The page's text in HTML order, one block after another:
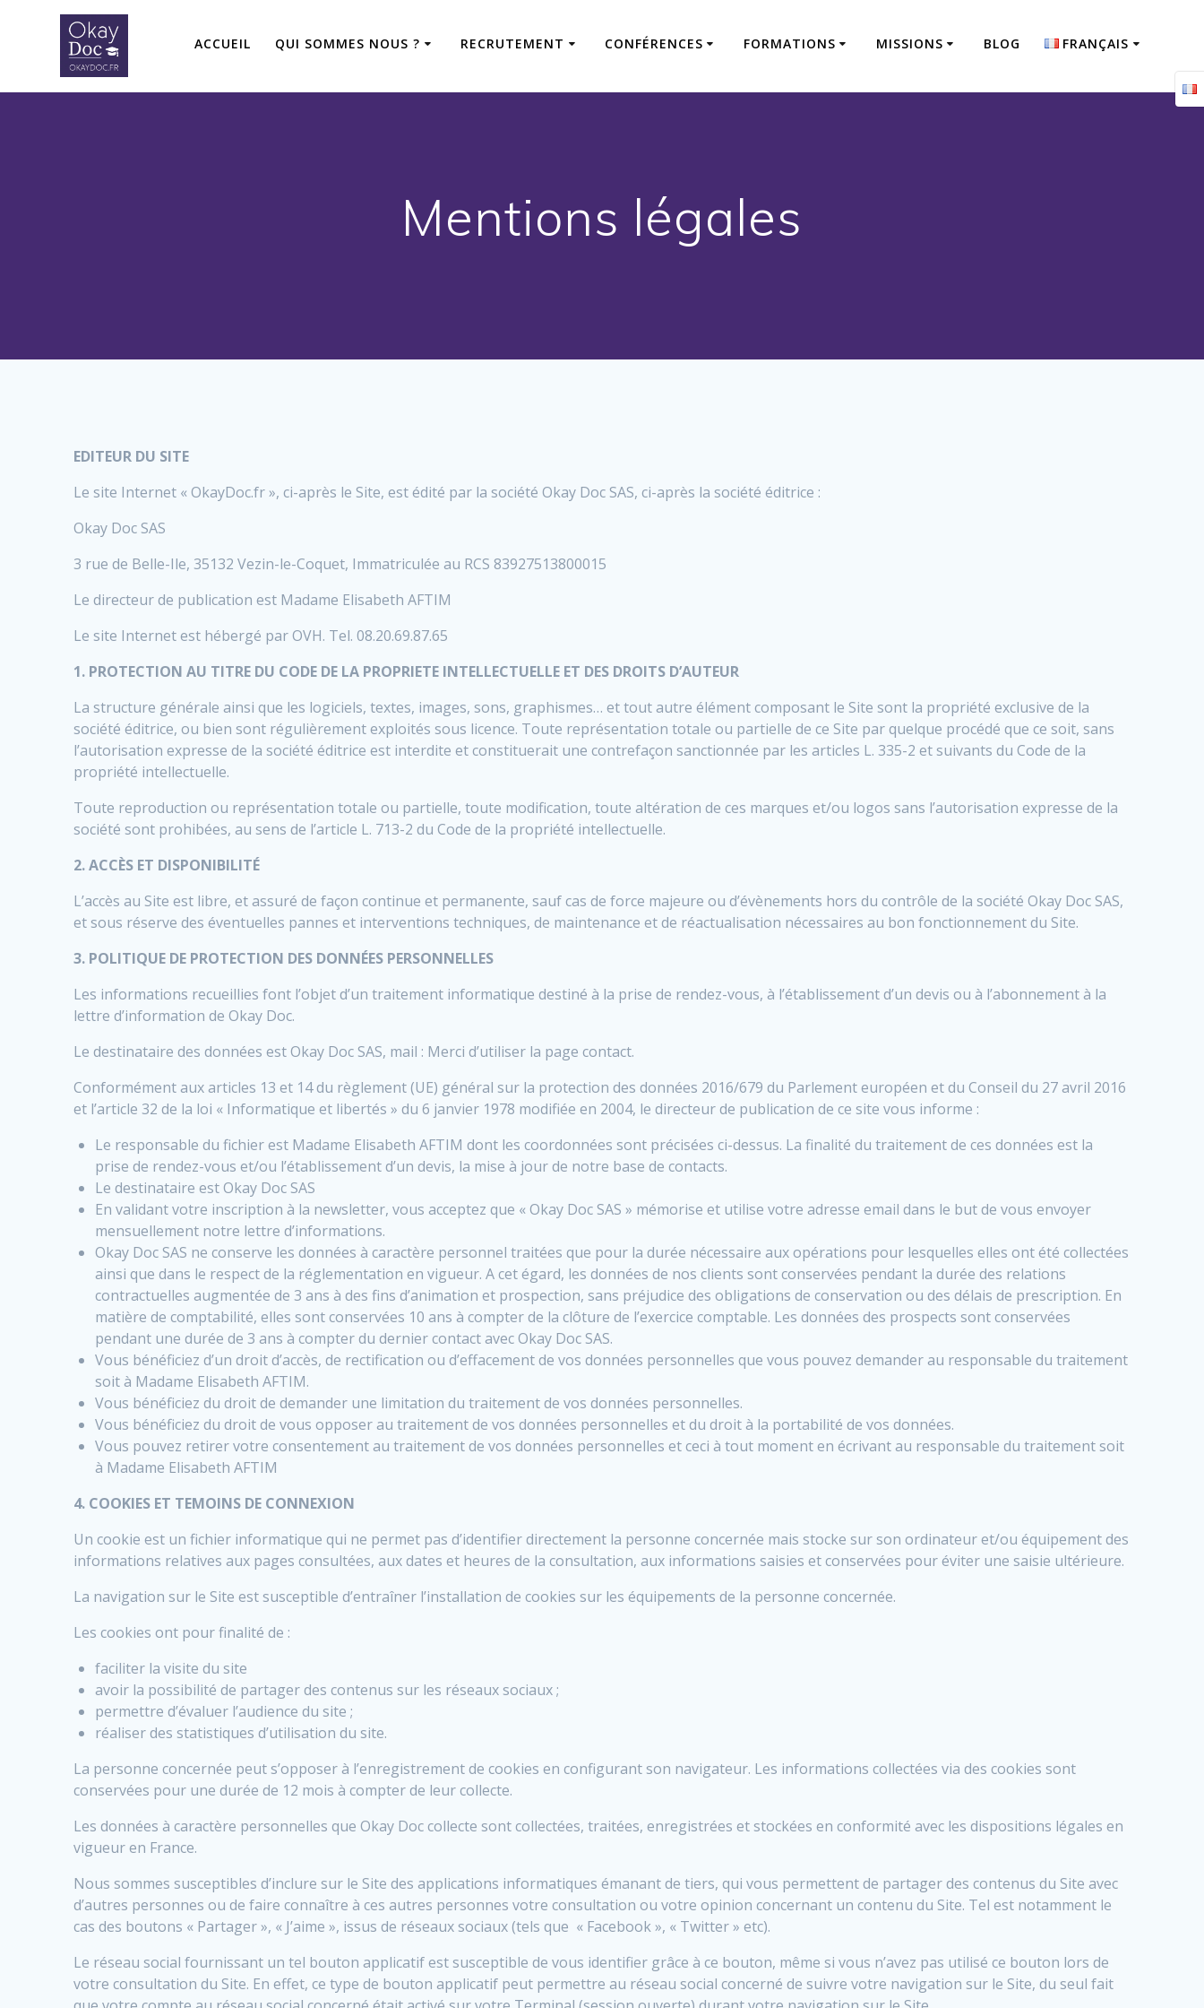
ACCUEIL QUI SOMMES NOUS ? RECRUTEMENT CONFÉRENCES FORMATIONS MISSIONS BLOG FRANÇAIS
Mentions légales
EDITEUR DU SITE
Le site Internet « OkayDoc.fr », ci-après le Site, est édité par la société Okay Doc SAS, ci-après la société éditrice :
Okay Doc SAS
3 rue de Belle-Ile, 35132 Vezin-le-Coquet, Immatriculée au RCS 83927513800015
Le directeur de publication est Madame Elisabeth AFTIM
Le site Internet est hébergé par OVH. Tel. 08.20.69.87.65
1. PROTECTION AU TITRE DU CODE DE LA PROPRIETE INTELLECTUELLE ET DES DROITS D’AUTEUR
La structure générale ainsi que les logiciels, textes, images, sons, graphismes… et tout autre élément composant le Site sont la propriété exclusive de la
société éditrice, ou bien sont régulièrement exploités sous licence. Toute représentation totale ou partielle de ce Site par quelque procédé que ce soit, sans
l’autorisation expresse de la société éditrice est interdite et constituerait une contrefaçon sanctionnée par les articles L. 335-2 et suivants du Code de la
propriété intellectuelle.
Toute reproduction ou représentation totale ou partielle, toute modification, toute altération de ces marques et/ou logos sans l’autorisation expresse de la
société sont prohibées, au sens de l’article L. 713-2 du Code de la propriété intellectuelle.
2. ACCÈS ET DISPONIBILITÉ
L’accès au Site est libre, et assuré de façon continue et permanente, sauf cas de force majeure ou d’évènements hors du contrôle de la société Okay Doc SAS,
et sous réserve des éventuelles pannes et interventions techniques, de maintenance et de réactualisation nécessaires au bon fonctionnement du Site.
3. POLITIQUE DE PROTECTION DES DONNÉES PERSONNELLES
Les informations recueillies font l’objet d’un traitement informatique destiné à la prise de rendez-vous, à l’établissement d’un devis ou à l’abonnement à la
lettre d’information de Okay Doc.
Le destinataire des données est Okay Doc SAS, mail : Merci d’utiliser la page contact.
Conformément aux articles 13 et 14 du règlement (UE) général sur la protection des données 2016/679 du Parlement européen et du Conseil du 27 avril 2016
et l’article 32 de la loi « Informatique et libertés » du 6 janvier 1978 modifiée en 2004, le directeur de publication de ce site vous informe :
Le responsable du fichier est Madame Elisabeth AFTIM dont les coordonnées sont précisées ci-dessus. La finalité du traitement de ces données est la
prise de rendez-vous et/ou l’établissement d’un devis, la mise à jour de notre base de contacts.
Le destinataire est Okay Doc SAS
En validant votre inscription à la newsletter, vous acceptez que « Okay Doc SAS » mémorise et utilise votre adresse email dans le but de vous envoyer
mensuellement notre lettre d’informations.
Okay Doc SAS ne conserve les données à caractère personnel traitées que pour la durée nécessaire aux opérations pour lesquelles elles ont été collectées
ainsi que dans le respect de la réglementation en vigueur. A cet égard, les données de nos clients sont conservées pendant la durée des relations
contractuelles augmentée de 3 ans à des fins d’animation et prospection, sans préjudice des obligations de conservation ou des délais de prescription. En
matière de comptabilité, elles sont conservées 10 ans à compter de la clôture de l’exercice comptable. Les données des prospects sont conservées
pendant une durée de 3 ans à compter du dernier contact avec Okay Doc SAS.
Vous bénéficiez d’un droit d’accès, de rectification ou d’effacement de vos données personnelles que vous pouvez demander au responsable du traitement
soit à Madame Elisabeth AFTIM.
Vous bénéficiez du droit de demander une limitation du traitement de vos données personnelles.
Vous bénéficiez du droit de vous opposer au traitement de vos données personnelles et du droit à la portabilité de vos données.
Vous pouvez retirer votre consentement au traitement de vos données personnelles et ceci à tout moment en écrivant au responsable du traitement soit
à Madame Elisabeth AFTIM
4. COOKIES ET TEMOINS DE CONNEXION
Un cookie est un fichier informatique qui ne permet pas d’identifier directement la personne concernée mais stocke sur son ordinateur et/ou équipement des
informations relatives aux pages consultées, aux dates et heures de la consultation, aux informations saisies et conservées pour éviter une saisie ultérieure.
La navigation sur le Site est susceptible d’entraîner l’installation de cookies sur les équipements de la personne concernée.
Les cookies ont pour finalité de :
faciliter la visite du site
avoir la possibilité de partager des contenus sur les réseaux sociaux ;
permettre d’évaluer l’audience du site ;
réaliser des statistiques d’utilisation du site.
La personne concernée peut s’opposer à l’enregistrement de cookies en configurant son navigateur. Les informations collectées via des cookies sont
conservées pour une durée de 12 mois à compter de leur collecte.
Les données à caractère personnelles que Okay Doc collecte sont collectées, traitées, enregistrées et stockées en conformité avec les dispositions légales en
vigueur en France.
Nous sommes susceptibles d’inclure sur le Site des applications informatiques émanant de tiers, qui vous permettent de partager des contenus du Site avec
d’autres personnes ou de faire connaître à ces autres personnes votre consultation ou votre opinion concernant un contenu du Site. Tel est notamment le
cas des boutons « Partager », « J’aime », issus de réseaux sociaux (tels que « Facebook », « Twitter » etc).
Le réseau social fournissant un tel bouton applicatif est susceptible de vous identifier grâce à ce bouton, même si vous n’avez pas utilisé ce bouton lors de
votre consultation du Site. En effet, ce type de bouton applicatif peut permettre au réseau social concerné de suivre votre navigation sur le Site, du seul fait